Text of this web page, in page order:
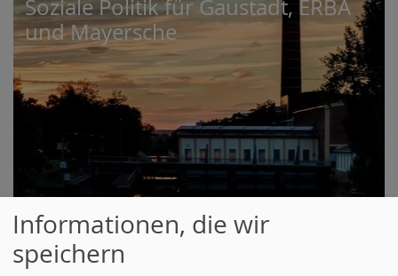
Soziale Politik für Gaustadt, ERBA
und Mayersche
Informationen, die wir
speichern